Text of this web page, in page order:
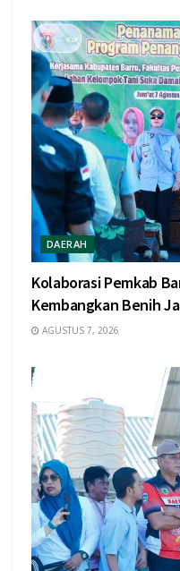
DAERAH
Kolaborasi Pemkab
Kembangkan Benih
AGUSTUS 7, 2026